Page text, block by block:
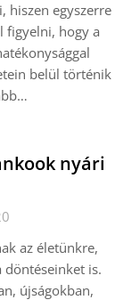
hiszen egyszerre
figyelni, hogy a
belül történik
nyári
az életünkre,
döntéseinket is.
újságokban,